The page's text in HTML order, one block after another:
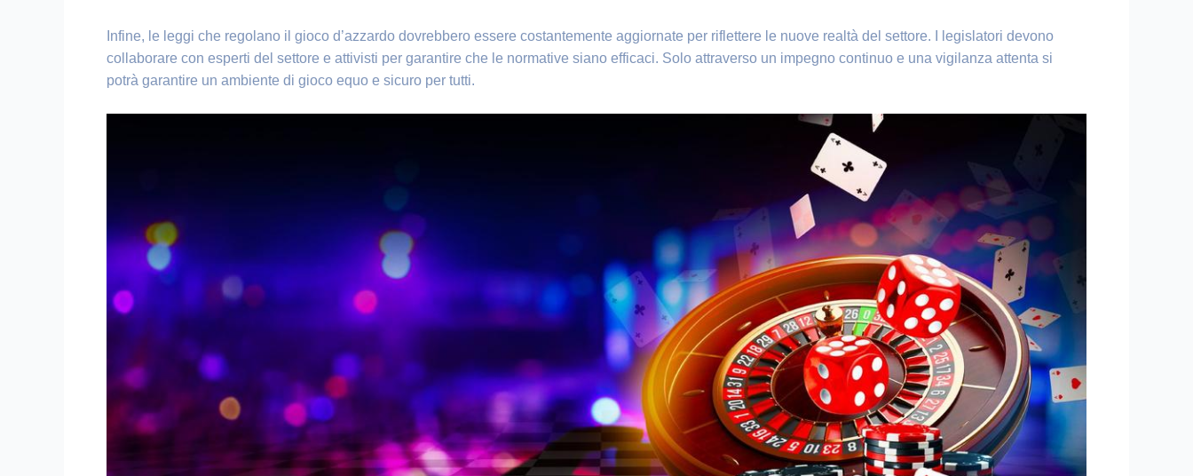
Infine, le leggi che regolano il gioco d’azzardo dovrebbero essere costantemente aggiornate per riflettere le nuove realtà del settore. I legislatori devono
collaborare con esperti del settore e attivisti per garantire che le normative siano efficaci. Solo attraverso un impegno continuo e una vigilanza attenta si
potrà garantire un ambiente di gioco equo e sicuro per tutti.